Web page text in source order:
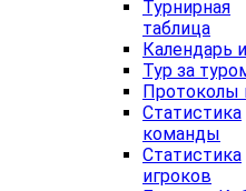
Турнирная
таблица
Календарь
Тур за
Протоколы
Статистика
команды
Статистика
игроков